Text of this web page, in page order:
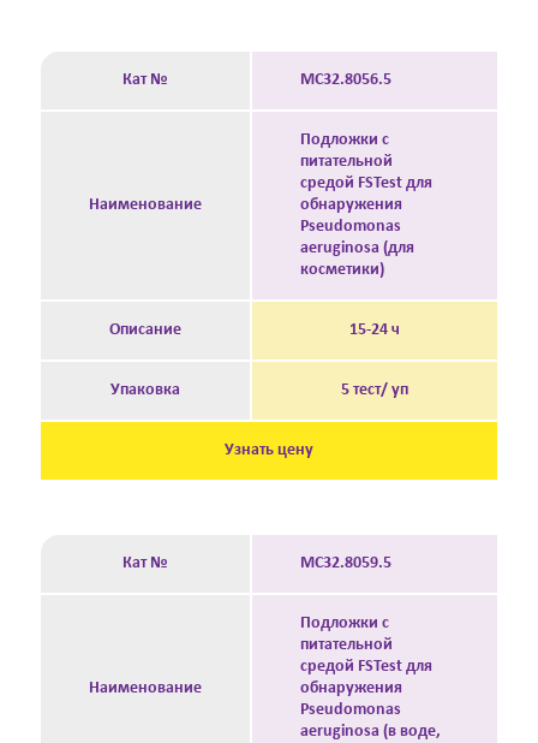
Кат № MC32.8056.5
Наименование
Подложки с
питательной
средой FSTest для
обнаружения
Pseudomonas
aeruginosa (для
косметики)
Описание 15-24 ч
Упаковка 5 тест/ уп
Узнать цену
Кат № MC32.8059.5
Наименование
Подложки с
питательной
средой FSTest для
обнаружения
Pseudomonas
aeruginosa (в воде,